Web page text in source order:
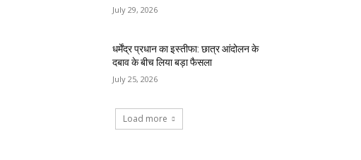
July 29, 2026
धर्मेंद्र प्रधान का इस्तीफा: छात्र आंदोलन के
दबाव के बीच लिया बड़ा फैसला
July 25, 2026
Load more